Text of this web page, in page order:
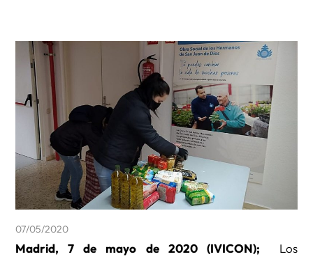
07/05/2020
Madrid, 7 de mayo de 2020 (IVICON); Los